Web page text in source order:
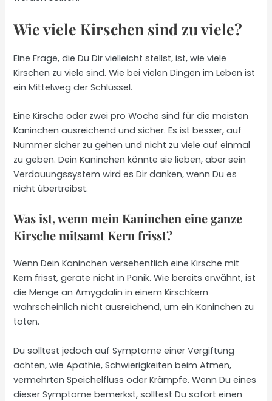
Wie viele Kirschen sind zu viele?
Eine Frage, die Du Dir vielleicht stellst, ist, wie viele
Kirschen zu viele sind. Wie bei vielen Dingen im Leben ist
ein Mittelweg der Schlüssel.
Eine Kirsche oder zwei pro Woche sind für die meisten
Kaninchen ausreichend und sicher. Es ist besser, auf
Nummer sicher zu gehen und nicht zu viele auf einmal
zu geben. Dein Kaninchen könnte sie lieben, aber sein
Verdauungssystem wird es Dir danken, wenn Du es
nicht übertreibst.
Was ist, wenn mein Kaninchen eine ganze
Kirsche mitsamt Kern frisst?
Wenn Dein Kaninchen versehentlich eine Kirsche mit
Kern frisst, gerate nicht in Panik. Wie bereits erwähnt, ist
die Menge an Amygdalin in einem Kirschkern
wahrscheinlich nicht ausreichend, um ein Kaninchen zu
töten.
Du solltest jedoch auf Symptome einer Vergiftung
achten, wie Apathie, Schwierigkeiten beim Atmen,
vermehrten Speichelfluss oder Krämpfe. Wenn Du eines
dieser Symptome bemerkst, solltest Du sofort einen